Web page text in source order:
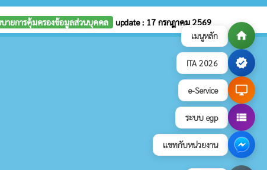
เมนูหลัก home
ITA 2026 verified
e-Service desktop_windows
ระบบ egp view_list
แชทกับหน่วยงาน
บายการคุ้มครองข้อมูลส่วนบุคคล update : 17 กรกฎาคม 2569